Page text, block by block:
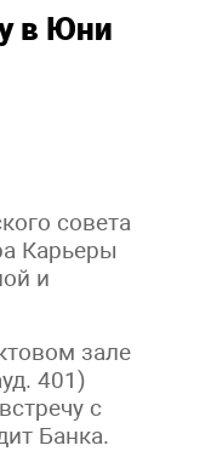
в Юни
совета
Карьеры
и
зале
401)
с
Банка.